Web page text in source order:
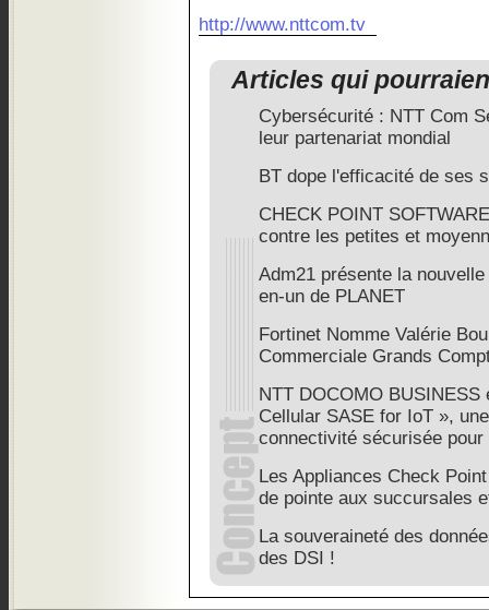
http://www.nttcom.tv
Articles qui
Cybersécurité : NTT Com
leur partenariat mondial
BT dope l'efficacité de ses
CHECK POINT
contre les petites et
Adm21 présente la
en-un de PLANET
Fortinet Nomme Valérie
Commerciale Grands
NTT DOCOMO BUSINESS
Cellular SASE for IoT »,
connectivité sécurisée pour
Les Appliances Check
de pointe aux succursales
La souveraineté des
des DSI !